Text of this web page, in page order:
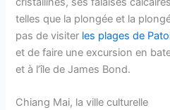
telles que la plongée et la
pas de visiter les plages de
et de faire une excursion en
et à l’île de James Bond.
Chiang Mai, la ville culturelle